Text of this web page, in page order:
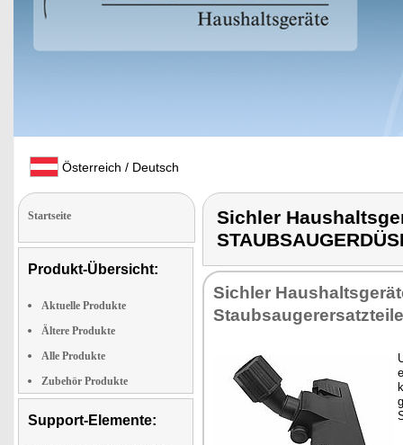
Österreich / Deutsch
Startseite
Produkt-Übersicht:
Aktuelle Produkte
Ältere Produkte
Alle Produkte
Zubehör Produkte
Support-Elemente:
Sichler
Sichler
Staubsaugerersatzteile